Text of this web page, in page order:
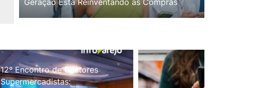
Geração Está Reinventando as Compras
12º Encontro de Gestores
Supermercadistas: